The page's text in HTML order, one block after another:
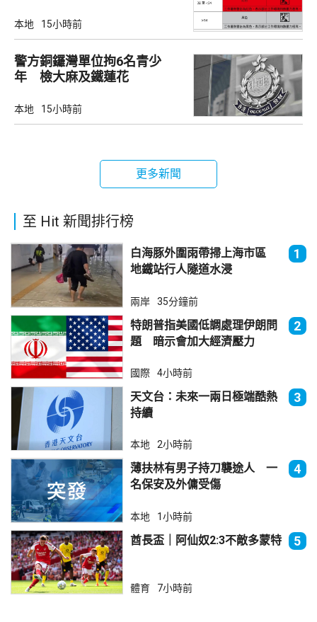
本地 15小時前
警方銅鑼灣單位拘6名青少
年 檢大麻及鐵蓮花
本地 15小時前
更多新聞
至 Hit 新聞排行榜
白海豚外圍雨帶掃上海市區
地鐵站行人隧道水浸
1
兩岸 35分鐘前
特朗普指美國低調處理伊朗問
題 暗示會加大經濟壓力
2
國際 4小時前
天文台：未來一兩日極端酷熱
持續
3
本地 2小時前
薄扶林有男子持刀襲途人 一
名保安及外傭受傷
4
本地 1小時前
酋長盃｜阿仙奴2:3不敵多蒙特 5
體育 7小時前